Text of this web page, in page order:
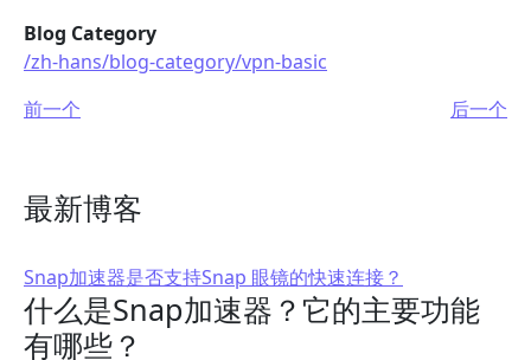
Blog Category
/zh-hans/blog-category/vpn-basic
前一个
后一个
最新博客
Snap加速器是否支持Snap 眼镜的快速连接？
什么是Snap加速器？它的主要功能
有哪些？